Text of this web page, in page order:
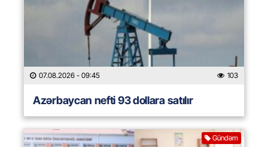
07.08.2026 - 09:45 103
Azərbaycan nefti 93 dollara satılır
Gündəm